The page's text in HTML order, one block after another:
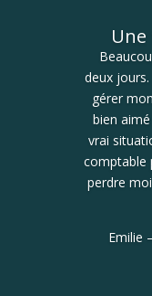
deux
gérer
bien
vrai
comptable
perdre
Emilie